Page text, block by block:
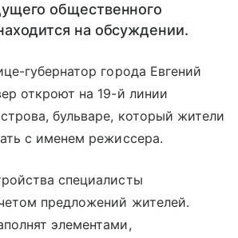
общественного
на обсуждении.
губернатор города Евгений
откроют на 19-й линии
бульваре, который жители
с именем режиссера.
специалисты
предложений жителей.
элементами,